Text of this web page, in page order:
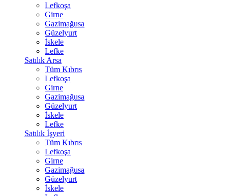
Lefkoşa
Girne
Gazimağusa
Güzelyurt
İskele
Lefke
Satılık Arsa
Tüm Kıbrıs
Lefkoşa
Girne
Gazimağusa
Güzelyurt
İskele
Lefke
Satılık İşyeri
Tüm Kıbrıs
Lefkoşa
Girne
Gazimağusa
Güzelyurt
İskele